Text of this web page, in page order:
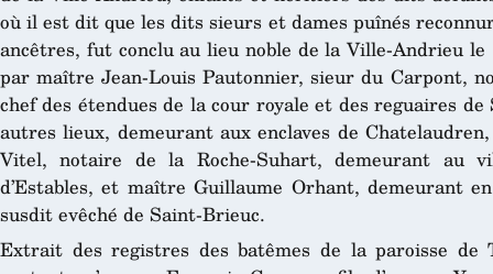
où il est dit que les dits sieurs et dames puînés
ancêtres, fut conclu au lieu noble de la Ville-Andrieu le
par maître Jean-Louis Pautonnier, sieur du Carpont,
chef des étendues de la cour royale et des reguaires
autres lieux, demeurant aux enclaves de
Vitel, notaire de la Roche-Suhart, demeurant au
d’Estables, et maître Guillaume Orhant, demeurant
susdit evêché de Saint-Brieuc.
Extrait des registres des batêmes de la paroisse de